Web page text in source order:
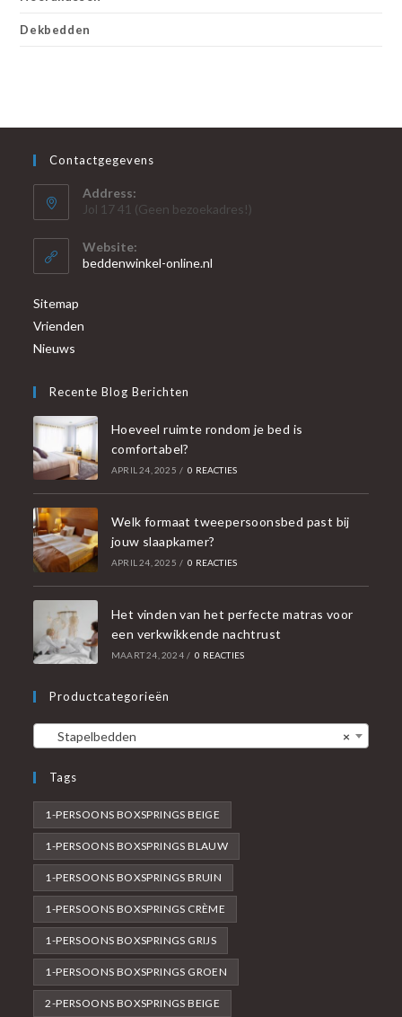
Dekbedden
Contactgegevens
Address:
Jol 17 41 (Geen bezoekadres!)
Website:
beddenwinkel-online.nl
Sitemap
Vrienden
Nieuws
Recente Blog Berichten
Hoeveel ruimte rondom je bed is
comfortabel?
APRIL 24, 2025 / 0 REACTIES
Welk formaat tweepersoonsbed past bij
jouw slaapkamer?
APRIL 24, 2025 / 0 REACTIES
Het vinden van het perfecte matras voor
een verkwikkende nachtrust
MAART 24, 2024 / 0 REACTIES
Productcategorieën
×
Stapelbedden
Tags
1-PERSOONS BOXSPRINGS BEIGE
1-PERSOONS BOXSPRINGS BLAUW
1-PERSOONS BOXSPRINGS BRUIN
1-PERSOONS BOXSPRINGS CRÈME
1-PERSOONS BOXSPRINGS GRIJS
1-PERSOONS BOXSPRINGS GROEN
2-PERSOONS BOXSPRINGS BEIGE